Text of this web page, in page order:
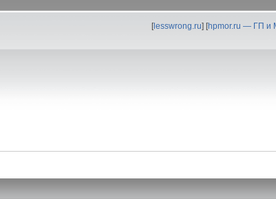
[lesswrong.ru] [hpmor.ru — ГП и